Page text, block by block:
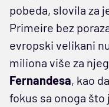
pobeda, slovila za
Primeire bez
evropski velikani
miliona više za
Fernandesa, kao
fokus sa onoga što